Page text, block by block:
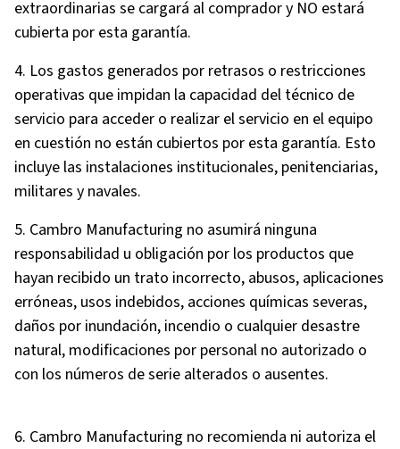
extraordinarias se cargará al comprador y NO estará
cubierta por esta garantía.
4. Los gastos generados por retrasos o restricciones
operativas que impidan la capacidad del técnico de
servicio para acceder o realizar el servicio en el equipo
en cuestión no están cubiertos por esta garantía. Esto
incluye las instalaciones institucionales, penitenciarias,
militares y navales.
5. Cambro Manufacturing no asumirá ninguna
responsabilidad u obligación por los productos que
hayan recibido un trato incorrecto, abusos, aplicaciones
erróneas, usos indebidos, acciones químicas severas,
daños por inundación, incendio o cualquier desastre
natural, modificaciones por personal no autorizado o
con los números de serie alterados o ausentes.
6. Cambro Manufacturing no recomienda ni autoriza el